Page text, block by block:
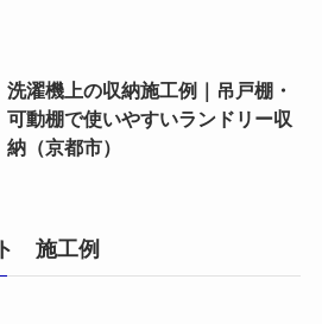
洗濯機上の収納施工例｜吊戸棚・
可動棚で使いやすいランドリー収
納（京都市）
施工例